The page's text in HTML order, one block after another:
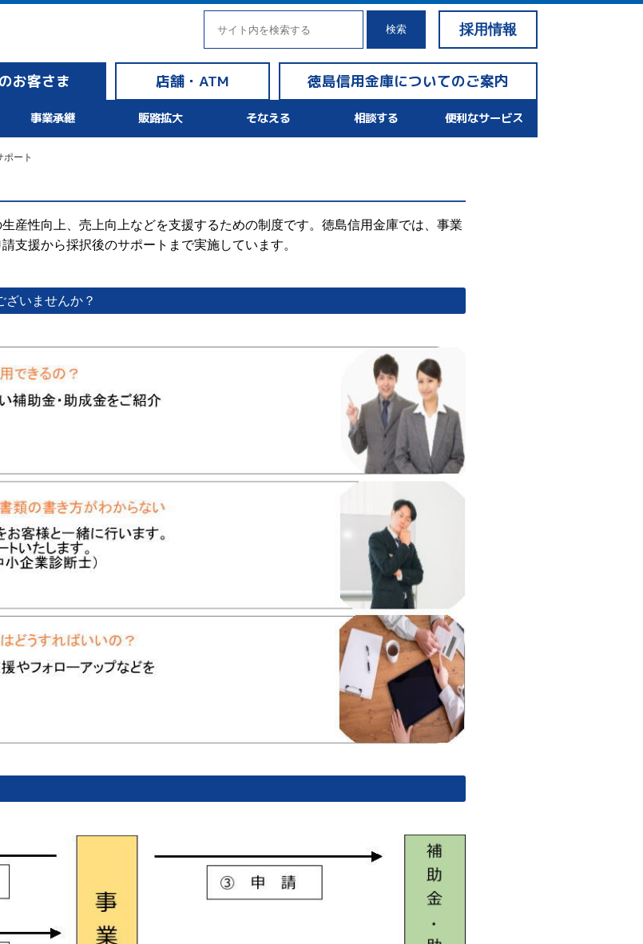
採用情報
検索
お客さま 店舗・ATM 徳島信用金庫についてのご案内
事業承継 販路拡大 そなえる 相談する 便利なサービス
ート
産性向上、売上向上などを支援するための制度です。徳島信用金庫では、事業
支援から採択後のサポートまで実施しています。
いませんか？